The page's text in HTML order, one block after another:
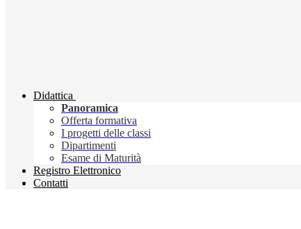
Didattica
Panoramica
Offerta formativa
I progetti delle classi
Dipartimenti
Esame di Maturità
Registro Elettronico
Contatti